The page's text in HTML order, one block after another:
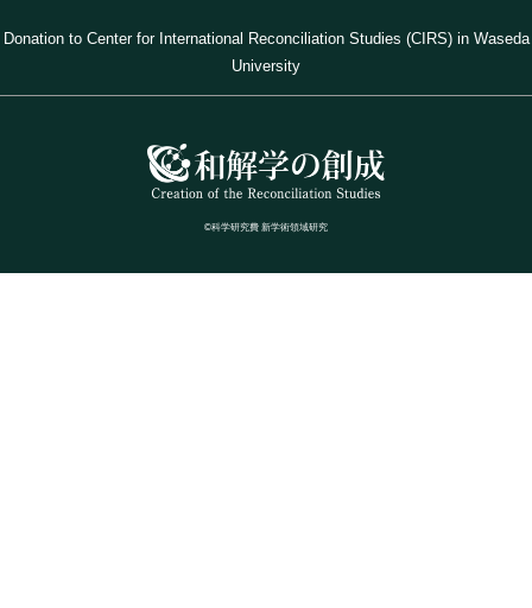
Donation to Center for International Reconciliation Studies (CIRS) in Waseda
University
©科学研究費 新学術領域研究